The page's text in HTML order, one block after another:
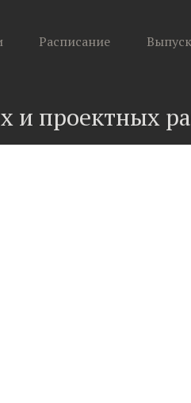
Расписание
и проектных